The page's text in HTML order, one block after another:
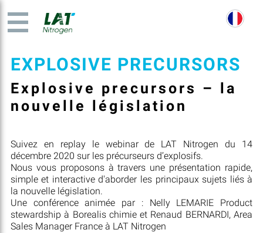
EXPLOSIVE PRECURSORS
Explosive precursors – la
nouvelle législation
Suivez en replay le webinar de LAT Nitrogen du 14
décembre 2020 sur les précurseurs d’explosifs.
Nous vous proposons à travers une présentation rapide,
simple et interactive d'aborder les principaux sujets liés à
la nouvelle législation.
Une conférence animée par : Nelly LEMARIE Product
stewardship à Borealis chimie et Renaud BERNARDI, Area
Sales Manager France à LAT Nitrogen